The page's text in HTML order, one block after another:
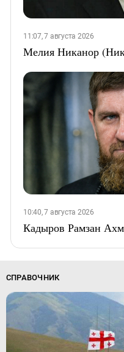
11:07, 7 августа 2026
Мелия Никанор
10:40, 7 августа 2026
Кадыров Рамзан
СПРАВОЧНИК